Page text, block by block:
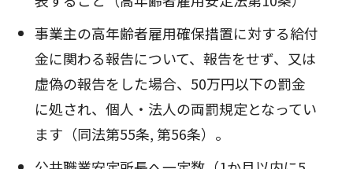
事業主の高年齢者雇用確保措置に対する給付
金に関わる報告について、報告をせず、又は
虚偽の報告をした場合、50万円以下の罰金
に処され、個人・法人の両罰規定となってい
ます（同法第55条, 第56条）。